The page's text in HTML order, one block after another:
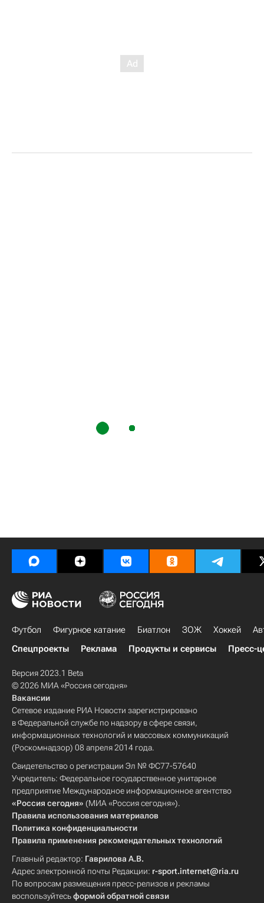
Футбол Фигурное катание Биатлон ЗОЖ Хоккей
Спецпроекты
Реклама Продукты и сервисы Пресс-
Версия 2023.1 Beta
© 2026 МИА «Россия сегодня»
Вакансии
Сетевое издание РИА Новости зарегистрировано
в Федеральной службе по надзору в сфере связи,
информационных технологий и массовых коммуникаций
(Роскомнадзор) 08 апреля 2014 года.
Свидетельство о регистрации Эл № ФС77-57640
Учредитель: Федеральное государственное унитарное
предприятие Международное информационное агентство
«Россия сегодня» (МИА «Россия сегодня»).
Правила использования материалов
Политика конфиденциальности
Правила применения рекомендательных технологий
Главный редактор: Гаврилова А.В.
Адрес электронной почты Редакции: r-sport.internet@ria.ru
По вопросам размещения пресс-релизов и рекламы
воспользуйтесьформой обратной связи